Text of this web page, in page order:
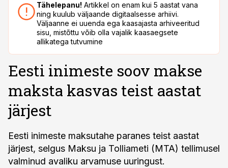
Tähelepanu! Artikkel on enam kui 5 aastat vana
ning kuulub väljaande digitaalsesse arhiivi.
Väljaanne ei uuenda ega kaasajasta arhiveeritud
sisu, mistõttu võib olla vajalik kaasaegsete
allikatega tutvumine
Eesti inimeste soov makse
maksta kasvas teist aastat
järjest
Eesti inimeste maksutahe paranes teist aastat
järjest, selgus Maksu ja Tolliameti (MTA) tellimusel
valminud avaliku arvamuse uuringust.